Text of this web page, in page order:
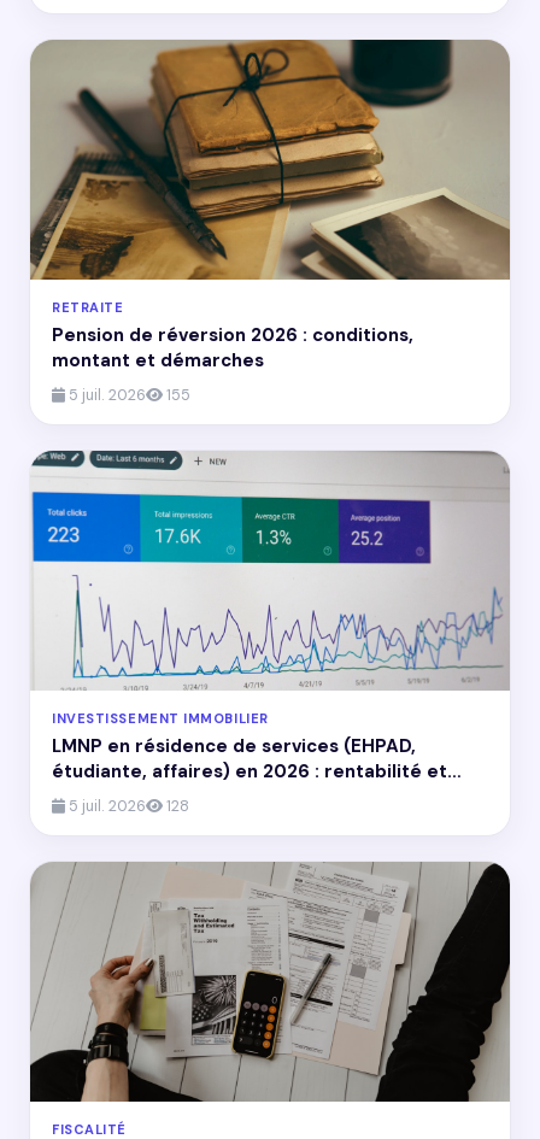
RETRAITE
Pension de réversion 2026 : conditions,
montant et démarches
5 juil. 2026 155
INVESTISSEMENT IMMOBILIER
LMNP en résidence de services (EHPAD,
étudiante, affaires) en 2026 : rentabilité et
risques réels
5 juil. 2026 128
FISCALITÉ